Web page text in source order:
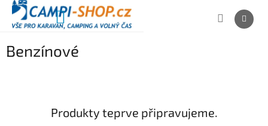
Přejít
obsah
NÁKUPNÍ
Benzínové
Produkty teprve připravujeme.